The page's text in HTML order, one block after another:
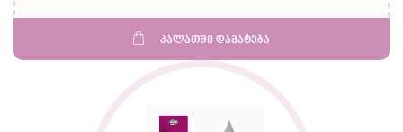
კალათში დამატება